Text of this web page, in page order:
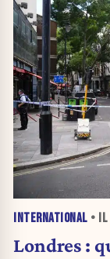
INTERNATIONAL • IL
Londres :